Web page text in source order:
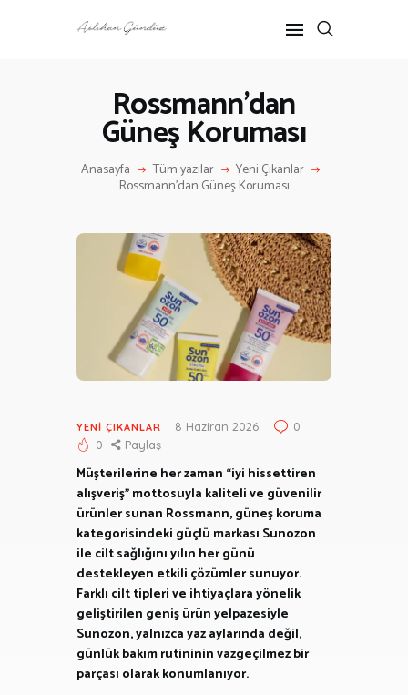
Rossmann’dan
Güneş Koruması
Anasayfa Tüm yazılar Yeni Çıkanlar
Rossmann’dan Güneş Koruması
ANASAYFA
ANNE-ÇOCUK
HAKKIMDA
İLETIŞIM
YENI ÇIKANLAR 8 Haziran 2026
0
0
Paylaş
Müşterilerine her zaman “iyi hissettiren
alışveriş” mottosuyla kaliteli ve güvenilir
ürünler sunan Rossmann, güneş koruma
kategorisindeki güçlü markası Sunozon
ile cilt sağlığını yılın her günü
destekleyen etkili çözümler sunuyor.
Farklı cilt tipleri ve ihtiyaçlara yönelik
geliştirilen geniş ürün yelpazesiyle
Sunozon, yalnızca yaz aylarında değil,
günlük bakım rutininin vazgeçilmez bir
parçası olarak konumlanıyor.